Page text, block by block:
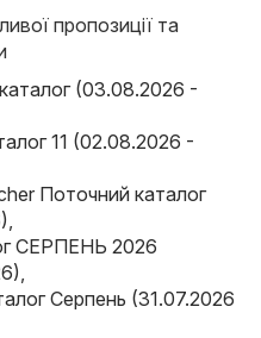
пропозиції та
(03.08.2026 -
11 (02.08.2026 -
Поточний каталог
СЕРПЕНЬ 2026
Серпень (31.07.2026